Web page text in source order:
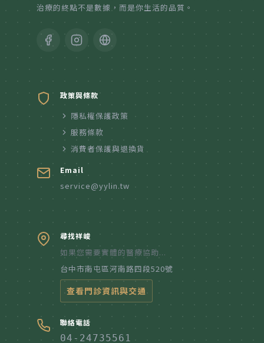
治療的終點不是數據，而是你生活的品質。
政策與條款
隱私權保護政策
服務條款
消費者保護與退換貨
Email
service@yylin.tw
尋找祥峻
如果您需要實體的醫療協助...
台中市南屯區河南路四段520號
查看門診資訊與交通
聯絡電話
04-24735561